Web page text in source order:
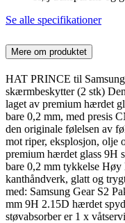
Se alle specifikationer
Mere om produktet
HAT PRINCE til
skærmbeskytter (2 stk)
laget av premium hærdet
bare 0,2 mm, med presis
den originale følelsen av
mot riper, eksplosjon, olje
premium hærdet glass 9H
bare 0,2 mm tykkelse
kanthåndverk, glatt og
med: Samsung Gear S2
mm 9H 2.15D hærdet
støvabsorber er 1 x